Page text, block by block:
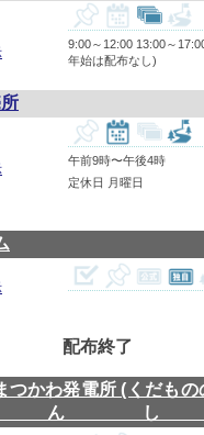
9:00～12:00 13:00～
年始は配布なし)
午前9時〜午後4時
定休日 月曜日
配布終了
つかわ発電所 (くだもの
ん